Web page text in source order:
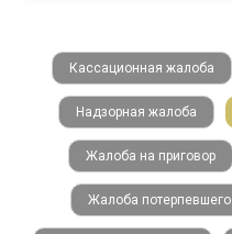
Кассационная жалоба
Надзорная жалоба
Жалоба на приговор
Жалоба потерпевшего